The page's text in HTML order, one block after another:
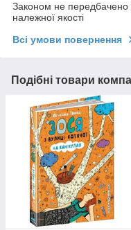
Законом не передбачено
належної якості
Всі умови повернення
Подібні товари